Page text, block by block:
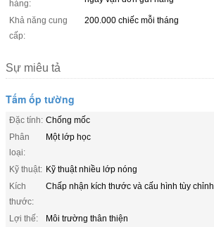
hàng:
Khả năng cung
cấp:
200.000 chiếc mỗi tháng
Sự miêu tả
Tấm ốp tường
Đặc tính: Chống mốc
Phân
loại:
Một lớp học
Kỹ thuật: Kỹ thuật nhiều lớp nóng
Kích
thước:
Chấp nhận kích thước và cấu hình tùy chỉnh
Lợi thế:
Môi trường thân thiện